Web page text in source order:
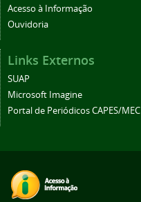
Acesso à Informação
Ouvidoria
Links Externos
SUAP
Microsoft Imagine
Portal de Periódicos CAPES/MEC